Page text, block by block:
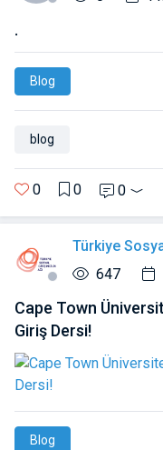
.
Blog
blog
0 0 0
Türkiye
647
Cape Town
Giriş Dersi!
Blog